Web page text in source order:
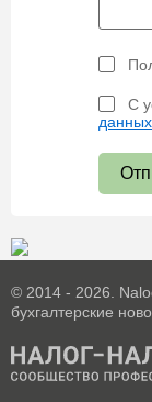
С
данных
© 2014 - 2026.
бухгалтерские